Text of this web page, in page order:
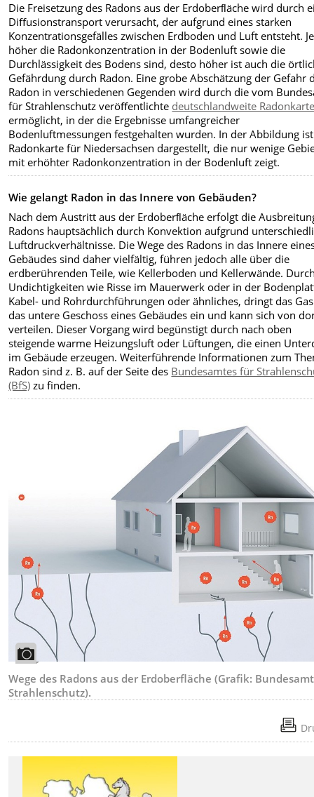
Die Freisetzung des Radons aus der Erdoberﬂäche wird durch
Diﬀusionstransport verursacht, der aufgrund eines starken
Konzentrationsgefälles zwischen Erdboden und Luft entsteht. Je
höher die Radonkonzentration in der Bodenluft sowie die
Durchlässigkeit des Bodens sind, desto höher ist auch die
Gefährdung durch Radon. Eine grobe Abschätzung der Gefahr
Radon in verschiedenen Gegenden wird durch die vom
für Strahlenschutz veröﬀentlichte deutschlandweite
ermöglicht, in der die Ergebnisse umfangreicher
Bodenluftmessungen festgehalten wurden. In der Abbildung
Radonkarte für Niedersachsen dargestellt, die nur wenige
mit erhöhter Radonkonzentration in der Bodenluft zeigt.
Wie gelangt Radon in das Innere von Gebäuden?
Nach dem Austritt aus der Erdoberﬂäche erfolgt die
Radons hauptsächlich durch Konvektion aufgrund
Luftdruckverhältnisse. Die Wege des Radons in das Innere
Gebäudes sind daher vielfältig, führen jedoch alle über die
erdberührenden Teile, wie Kellerboden und Kellerwände.
Undichtigkeiten wie Risse im Mauerwerk oder in der
Kabel- und Rohrdurchführungen oder ähnliches, dringt das
das untere Geschoss eines Gebäudes ein und kann sich von
verteilen. Dieser Vorgang wird begünstigt durch nach oben
steigende warme Heizungsluft oder Lüftungen, die einen
im Gebäude erzeugen. Weiterführende Informationen zum
Radon sind z. B. auf der Seite des Bundesamtes für
(BfS) zu finden.
Wege des Radons aus der Erdoberfläche (Grafik:
Strahlenschutz).